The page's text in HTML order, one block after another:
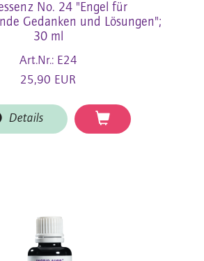
No. 24 "Engel für
Gedanken und Lösungen";
30 ml
Art.Nr.: E24
25,90 EUR
Details